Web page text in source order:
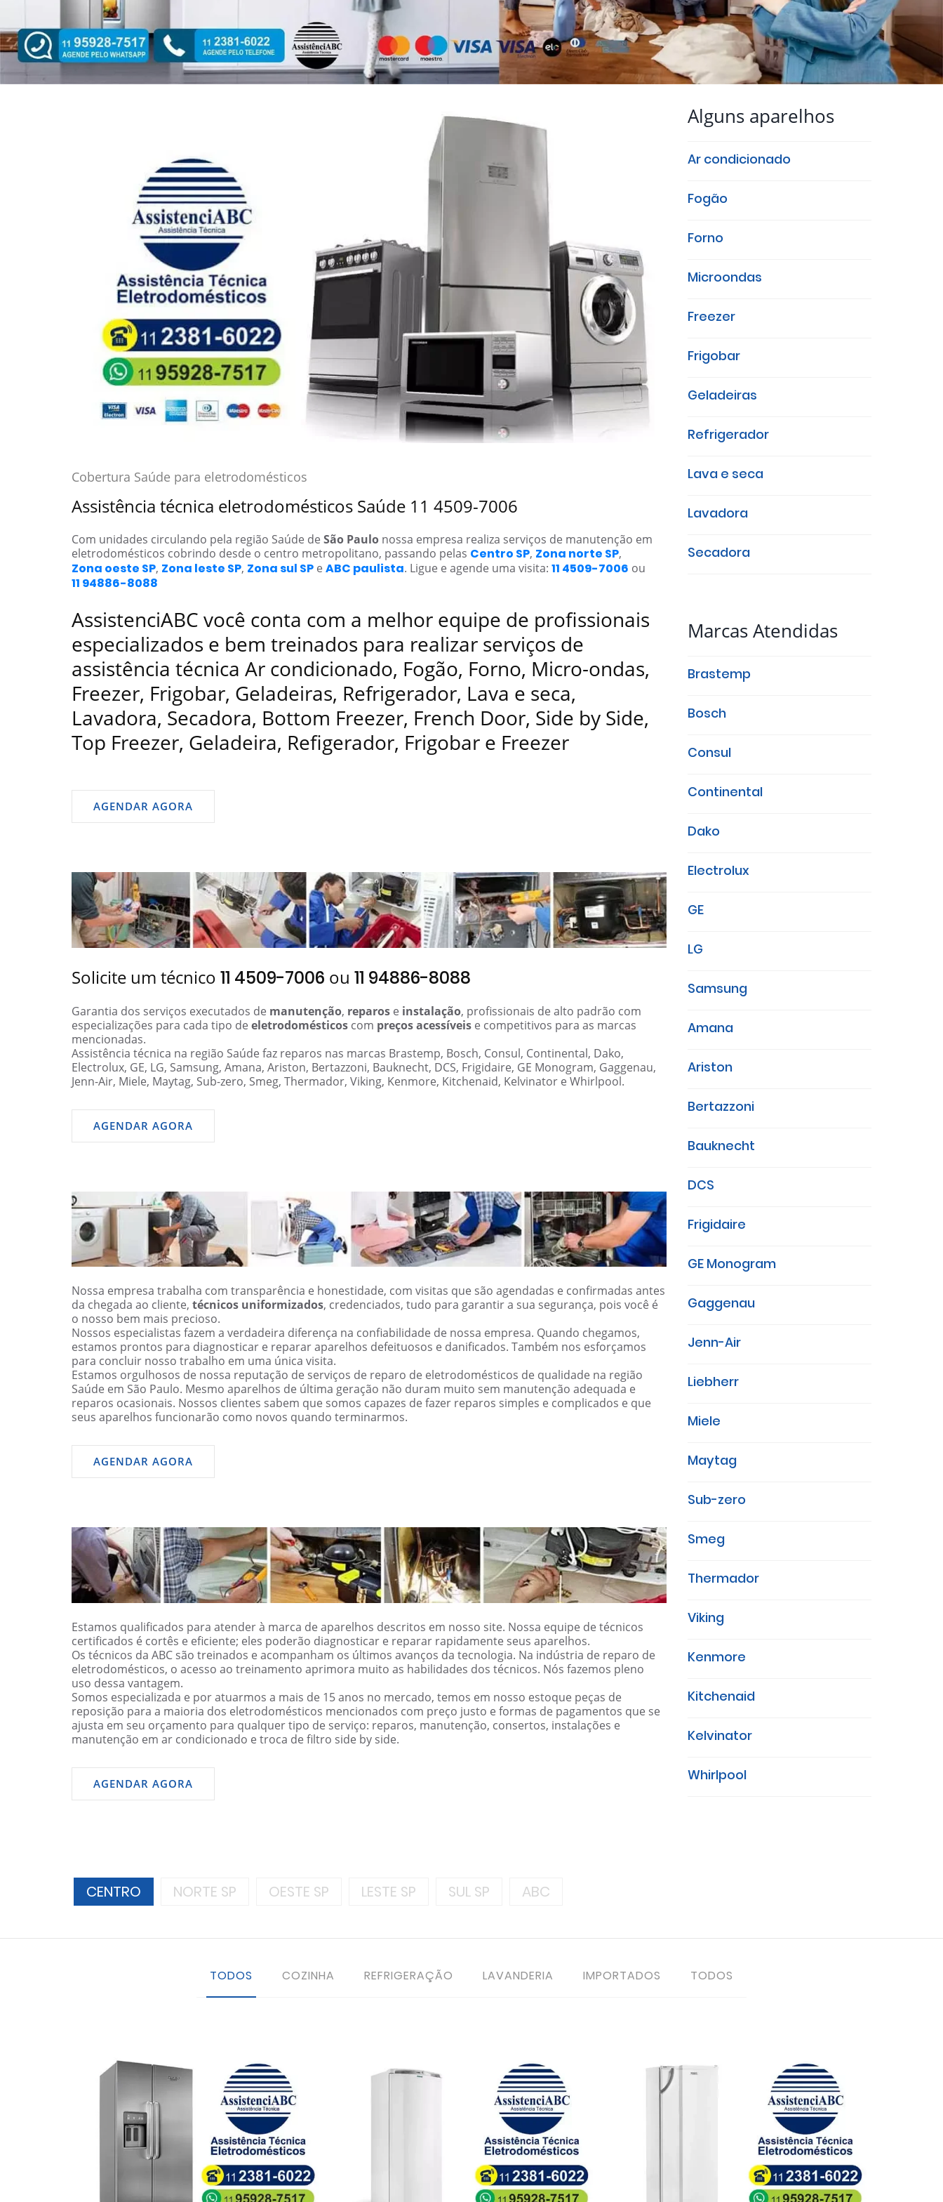
Cobertura Saúde para eletrodomésticos
Assistência técnica eletrodomésticos Saúde 11 4509-7006
Com unidades circulando pela região Saúde de São Paulo nossa empresa realiza serviços de manutenção em
eletrodomésticos cobrindo desde o centro metropolitano, passando pelas Centro SP, Zona norte SP,
Zona oeste SP, Zona leste SP, Zona sul SP e ABC paulista. Ligue e agende uma visita: 11 4509-7006 ou
11 94886-8088
AssistenciABC você conta com a melhor equipe de profissionais
especializados e bem treinados para realizar serviços de
assistência técnica Ar condicionado, Fogão, Forno, Micro-ondas,
Freezer, Frigobar, Geladeiras, Refrigerador, Lava e seca,
Lavadora, Secadora, Bottom Freezer, French Door, Side by Side,
Top Freezer, Geladeira, Refigerador, Frigobar e Freezer
AGENDAR AGORA
Solicite um técnico 11 4509-7006 ou 11 94886-8088
Garantia dos serviços executados de manutenção, reparos e instalação, profissionais de alto padrão com
especializações para cada tipo de eletrodomésticos com preços acessíveis e competitivos para as marcas
mencionadas.
Assistência técnica na região Saúde faz reparos nas marcas Brastemp, Bosch, Consul, Continental, Dako,
Electrolux, GE, LG, Samsung, Amana, Ariston, Bertazzoni, Bauknecht, DCS, Frigidaire, GE Monogram, Gaggenau,
Jenn-Air, Miele, Maytag, Sub-zero, Smeg, Thermador, Viking, Kenmore, Kitchenaid, Kelvinator e Whirlpool.
AGENDAR AGORA
Nossa empresa trabalha com transparência e honestidade, com visitas que são agendadas e confirmadas antes
da chegada ao cliente, técnicos uniformizados, credenciados, tudo para garantir a sua segurança, pois você é
o nosso bem mais precioso.
Nossos especialistas fazem a verdadeira diferença na confiabilidade de nossa empresa. Quando chegamos,
estamos prontos para diagnosticar e reparar aparelhos defeituosos e danificados. Também nos esforçamos
para concluir nosso trabalho em uma única visita.
Estamos orgulhosos de nossa reputação de serviços de reparo de eletrodomésticos de qualidade na região
Saúde em São Paulo. Mesmo aparelhos de última geração não duram muito sem manutenção adequada e
reparos ocasionais. Nossos clientes sabem que somos capazes de fazer reparos simples e complicados e que
seus aparelhos funcionarão como novos quando terminarmos.
AGENDAR AGORA
Estamos qualificados para atender à marca de aparelhos descritos em nosso site. Nossa equipe de técnicos
certificados é cortês e eficiente; eles poderão diagnosticar e reparar rapidamente seus aparelhos.
Os técnicos da ABC são treinados e acompanham os últimos avanços da tecnologia. Na indústria de reparo de
eletrodomésticos, o acesso ao treinamento aprimora muito as habilidades dos técnicos. Nós fazemos pleno
uso dessa vantagem.
Somos especializada e por atuarmos a mais de 15 anos no mercado, temos em nosso estoque peças de
reposição para a maioria dos eletrodomésticos mencionados com preço justo e formas de pagamentos que se
ajusta em seu orçamento para qualquer tipo de serviço: reparos, manutenção, consertos, instalações e
manutenção em ar condicionado e troca de filtro side by side.
AGENDAR AGORA
CENTRO NORTE SP OESTE SP LESTE SP SUL SP ABC
Alguns aparelhos
Ar condicionado
Fogão
Forno
Microondas
Freezer
Frigobar
Geladeiras
Refrigerador
Lava e seca
Lavadora
Secadora
Marcas Atendidas
Brastemp
Bosch
Consul
Continental
Dako
Electrolux
GE
LG
Samsung
Amana
Ariston
Bertazzoni
Bauknecht
DCS
Frigidaire
GE Monogram
Gaggenau
Jenn-Air
Liebherr
Miele
Maytag
Sub-zero
Smeg
Thermador
Viking
Kenmore
Kitchenaid
Kelvinator
Whirlpool
TODOS COZINHA REFRIGERAÇÃO LAVANDERIA IMPORTADOS TODOS